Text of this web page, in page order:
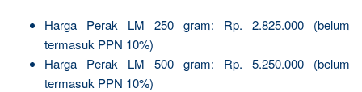
Harga Perak LM 250 gram: Rp. 2.825.000 (belum
termasuk PPN 10%)
Harga Perak LM 500 gram: Rp. 5.250.000 (belum
termasuk PPN 10%)